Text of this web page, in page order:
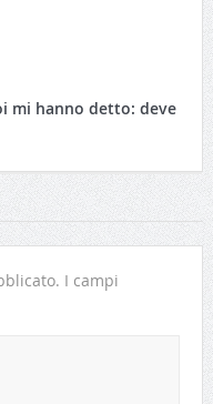
mi hanno detto: deve
I campi